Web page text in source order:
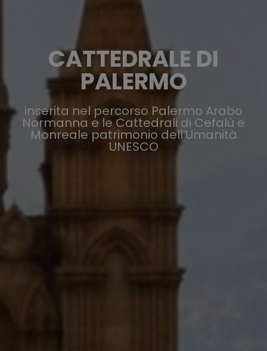
CATTEDRALE DI
PALERMO
inserita nel percorso Palermo Arabo
Normanna e le Cattedrali di Cefalù e
Monreale patrimonio dell’Umanità
UNESCO